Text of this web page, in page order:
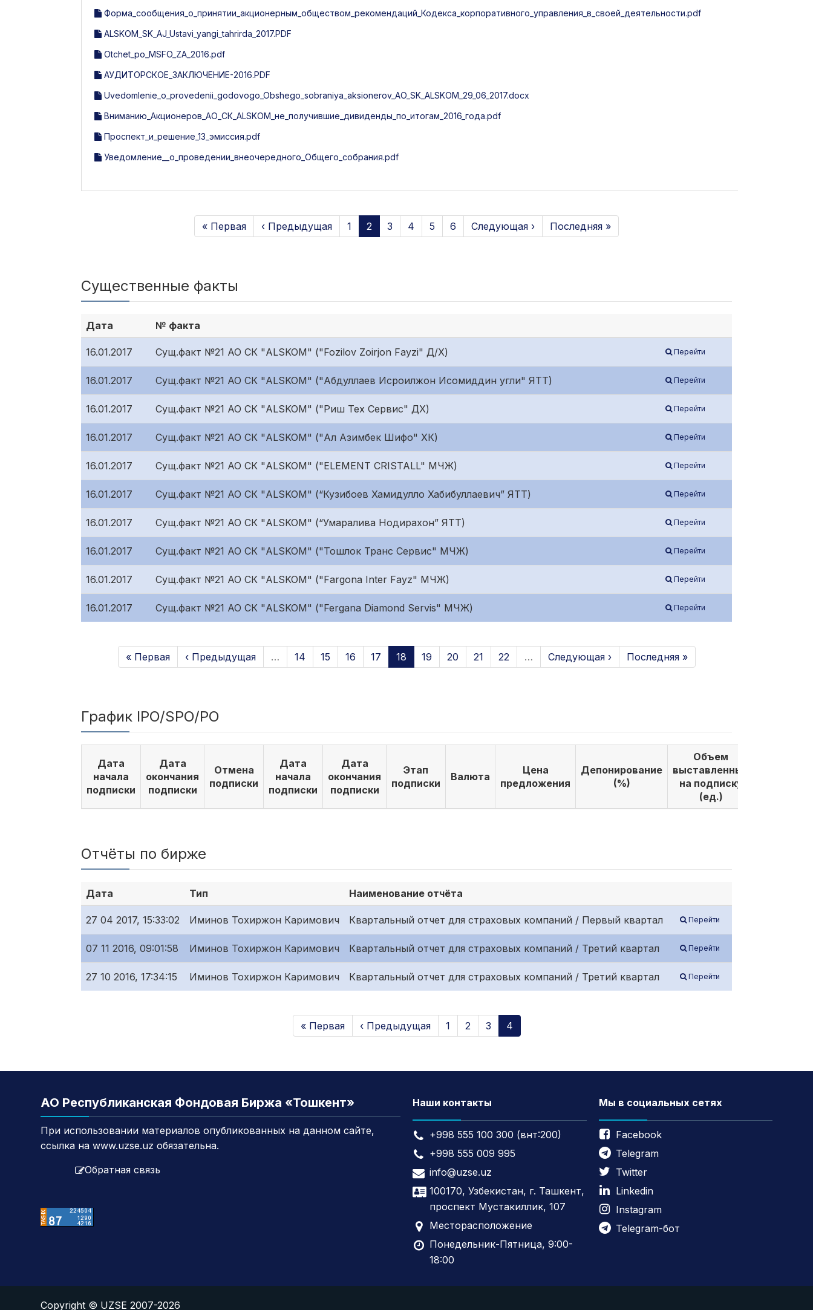
Форма_сообщения_о_принятии_акционерным_обществом_рекомендаций_Кодекса_корпоративного_управления_в_своей_деятельности.pdf
ALSKOM_SK_AJ_Ustavi_yangi_tahrirda_2017.PDF
Otchet_po_MSFO_ZA_2016.pdf
АУДИТОРСКОЕ_ЗАКЛЮЧЕНИЕ-2016.PDF
Uvedomlenie_o_provedenii_godovogo_Obshego_sobraniya_aksionerov_AO_SK_ALSKOM_29_06_2017.docx
Вниманию_Акционеров_АО_СК_ALSKOM_не_получившие_дивиденды_по_итогам_2016_года.pdf
Проспект_и_решение_13_эмиссия.pdf
Уведомление__о_проведении_внеочередного_Общего_собрания.pdf
« Первая ‹ Предыдущая 1 2 3 4 5 6 Следующая › Последняя »
Существенные факты
Дата № факта
16.01.2017 Сущ.факт №21 АО СК "ALSKOM" ("Fozilov Zoirjon Fayzi" Д/Х) Перейти
16.01.2017 Сущ.факт №21 АО СК "ALSKOM" ("Абдуллаев Исроилжон Исомиддин угли" ЯТТ) Перейти
16.01.2017 Сущ.факт №21 АО СК "ALSKOM" ("Риш Тех Сервис" ДХ) Перейти
16.01.2017 Сущ.факт №21 АО СК "ALSKOM" ("Ал Азимбек Шифо" ХК) Перейти
16.01.2017 Сущ.факт №21 АО СК "ALSKOM" ("ELEMENT CRISTALL" МЧЖ) Перейти
16.01.2017 Сущ.факт №21 АО СК "ALSKOM" (“Кузибоев Хамидулло Хабибуллаевич” ЯТТ) Перейти
16.01.2017 Сущ.факт №21 АО СК "ALSKOM" (“Умаралива Нодирахон” ЯТТ) Перейти
16.01.2017 Сущ.факт №21 АО СК "ALSKOM" ("Тошлок Транс Сервис" МЧЖ) Перейти
16.01.2017 Сущ.факт №21 АО СК "ALSKOM" ("Fargona Inter Fayz" МЧЖ) Перейти
16.01.2017 Сущ.факт №21 АО СК "ALSKOM" ("Fergana Diamond Servis" МЧЖ) Перейти
« Первая ‹ Предыдущая … 14 15 16 17 18 19 20 21 22 … Следующая › Последняя »
График IPO/SPO/PO
Дата
начала
подписки
Дата
окончания
подписки
Отмена
подписки
Дата
начала
подписки
Дата
окончания
подписки
Этап
подписки
Валюта
Цена
предложения
Депонирование
(%)
Объем
выставленных
на подписку
(ед.)
Отчёты по бирже
Дата Тип Наименование отчёта
27 04 2017, 15:33:02 Иминов Тохиржон Каримович Квартальный отчет для страховых компаний / Первый квартал Перейти
07 11 2016, 09:01:58 Иминов Тохиржон Каримович Квартальный отчет для страховых компаний / Третий квартал Перейти
27 10 2016, 17:34:15 Иминов Тохиржон Каримович Квартальный отчет для страховых компаний / Третий квартал Перейти
« Первая ‹ Предыдущая 1 2 3 4
АО Республиканская Фондовая Биржа «Тошкент»
При использовании материалов опубликованных на данном сайте,
ссылка на www.uzse.uz обязательна.
Обратная связь
Наши контакты
+998 555 100 300 (внт:200)
+998 555 009 995
info@uzse.uz
100170, Узбекистан, г. Ташкент,
проспект Мустакиллик, 107
Месторасположение
Понедельник-Пятница, 9:00-
18:00
Мы в социальных сетях
Facebook
Telegram
Twitter
Linkedin
Instagram
Telegram-бот
Copyright © UZSE 2007-2026